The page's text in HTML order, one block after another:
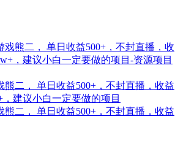
熊二， 单日收益500+，不封直播，收益
建议小白一定要做的项目
熊二， 单日收益500+，不封直播，收益